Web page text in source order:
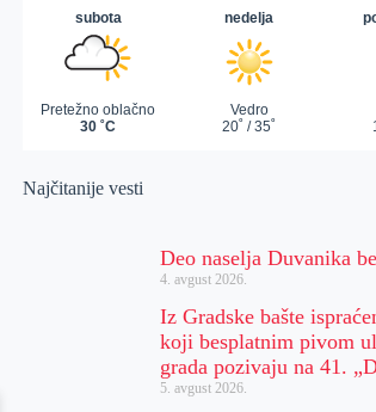
Najčitanije vesti
Deo naselja Duvanika
4. avgust 2026.
Iz Gradske bašte
koji besplatnim pivom
grada pozivaju na 41.
5. avgust 2026.